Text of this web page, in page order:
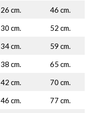
26 cm. 46 cm.
30 cm. 52 cm.
34 cm. 59 cm.
38 cm. 65 cm.
42 cm. 70 cm.
46 cm. 77 cm.